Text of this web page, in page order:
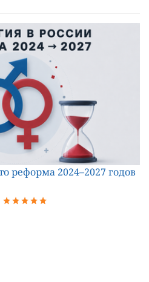
реформа 2024–2027 годов